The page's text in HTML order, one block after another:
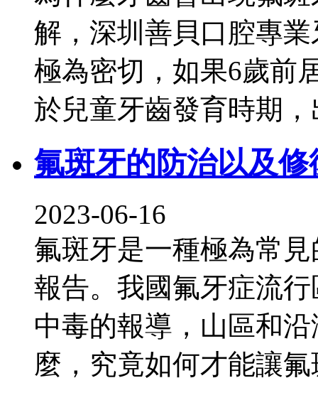
解，深圳善貝口腔專
極為密切，如果6歲前
於兒童牙齒發育時期
氟斑牙的防治以及修
2023-06-16
氟斑牙是一種極為常
報告。我國氟牙症流
中毒的報導，山區和
麼，究竟如何才能讓